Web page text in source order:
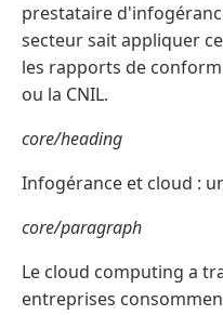
prestataire
secteur sait appliquer
les rapports de
ou la CNIL.
core/heading
Infogérance et cloud :
core/paragraph
Le cloud computing a
entreprises